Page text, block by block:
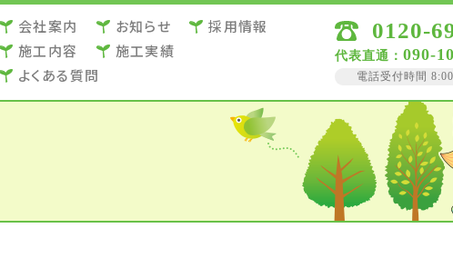
会社案内 お知らせ
採用情報
施⼯内容
施⼯実績
よくある質問
0120-
代表直通： 090-
電話受付時間